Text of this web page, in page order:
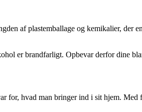
af plastemballage og kemikalier, der
er brandfarligt. Opbevar derfor dine
for, hvad man bringer ind i sit hjem.